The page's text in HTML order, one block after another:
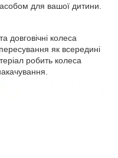
для вашої дитини.
довговічні колеса
як всередині
робить колеса